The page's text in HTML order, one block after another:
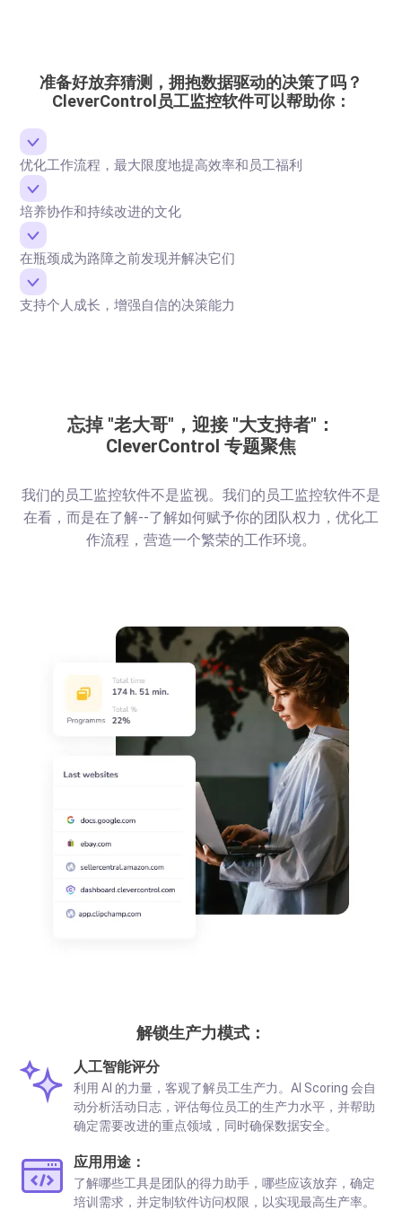
准备好放弃猜测，拥抱数据驱动的决策了吗？
CleverControl员工监控软件可以帮助你：
优化工作流程，最大限度地提高效率和员工福利
培养协作和持续改进的文化
在瓶颈成为路障之前发现并解决它们
支持个人成长，增强自信的决策能力
忘掉 "老大哥"，迎接 "大支持者"：
CleverControl 专题聚焦
我们的员工监控软件不是监视。我们的员工监控软件不是
在看，而是在了解--了解如何赋予你的团队权力，优化工
作流程，营造一个繁荣的工作环境。
解锁生产力模式：
人工智能评分
利用 AI 的力量，客观了解员工生产力。AI Scoring 会自
动分析活动日志，评估每位员工的生产力水平，并帮助
确定需要改进的重点领域，同时确保数据安全。
应用用途：
了解哪些工具是团队的得力助手，哪些应该放弃，确定
培训需求，并定制软件访问权限，以实现最高生产率。